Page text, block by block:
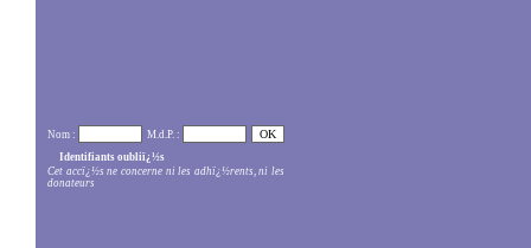
Nom :
M.d.P. :
Identifiants oubliï¿½s
Cet accï¿½s ne concerne ni les adhï¿½rents, ni les
donateurs